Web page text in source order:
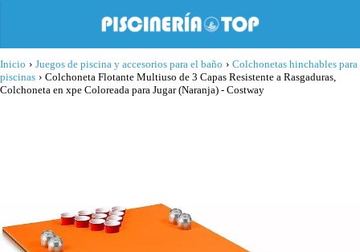
Inicio › Juegos de piscina y accesorios para el baño › Colchonetas hinchables para
piscinas › Colchoneta Flotante Multiuso de 3 Capas Resistente a Rasgaduras,
Colchoneta en xpe Coloreada para Jugar (Naranja) - Costway